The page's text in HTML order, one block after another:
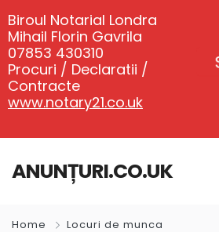
ANUNȚURI.CO.UK
Home Locuri de munca
Biroul Notarial Londra
Mihail Florin Gavrila
07853 430310
Procuri / Declaratii /
Contracte
www.notary21.co.uk